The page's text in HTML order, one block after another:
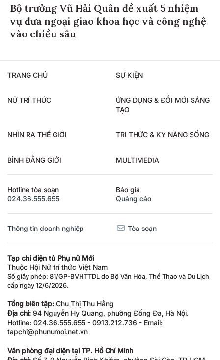
Bộ trưởng Vũ Hải Quân đề xuất 5 nhiệm
vụ đưa ngoại giao khoa học và công nghệ
vào chiều sâu
TRANG CHỦ SỰ KIỆN
NỮ TRÍ THỨC
ỨNG DỤNG & ĐỔI MỚI SÁNG
TẠO
NHÌN RA THẾ GIỚI TRI THỨC & KỸ NĂNG SỐNG
BÌNH ĐẲNG GIỚI MULTIMEDIA
Hotline tòa soạn
024.36.555.655
Báo giá
Quảng cáo
Thông tin doanh nghiệp Tòa soạn
Tạp chí điện tử Phụ nữ Mới
Thuộc Hội Nữ trí thức Việt Nam
Số giấy phép: 81/GP-BVHTTDL do Bộ Văn Hóa, Thể Thao và Du Lịch
cấp ngày 12/6/2026.
Tổng biên tập: Chu Thị Thu Hằng
Địa chỉ: 94 Nguyễn Hy Quang, phường Đống Đa, Hà Nội.
Hotline: 024.36.555.655 - 0913.212.736 - Email:
tapchi@phunumoi.net.vn
Văn phòng đại diện tại TP. Hồ Chí Minh
Địa chỉ: Số 7-9 Nguyễn Bỉnh Khiêm, phường Sài Gòn, TP.HCM